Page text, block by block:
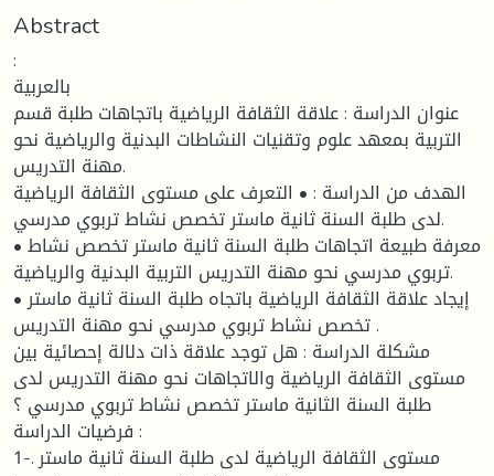
Abstract
:
بالعربية
عنوان الدراسة : علاقة الثقافة الرياضية باتجاهات طلبة قسم
التربية بمعهد علوم وتقنيات النشاطات البدنية والرياضية نحو
مهنة التدريس.
الهدف من الدراسة : • التعرف على مستوى الثقافة الرياضية
لدى طلبة السنة ثانية ماستر تخصص نشاط تربوي مدرسي.
• معرفة طبيعة اتجاهات طلبة السنة ثانية ماستر تخصص نشاط
تربوي مدرسي نحو مهنة التدريس التربية البدنية والرياضية.
• إيجاد علاقة الثقافة الرياضية باتجاه طلبة السنة ثانية ماستر
تخصص نشاط تربوي مدرسي نحو مهنة التدريس .
مشكلة الدراسة : هل توجد علاقة ذات دلالة إحصائية بين
مستوى الثقافة الرياضية والاتجاهات نحو مهنة التدريس لدى
طلبة السنة الثانية ماستر تخصص نشاط تربوي مدرسي ؟
فرضيات الدراسة :
1-. مستوى الثقافة الرياضية لدى طلبة السنة ثانية ماستر